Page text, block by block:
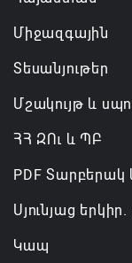
06.08.2026 12:45
Միջազգային
Տեսանյութեր
Մշակույթ և
ՀՀ ԶՈւ և ՊԲ
PDF
Սյունյաց
Կապ